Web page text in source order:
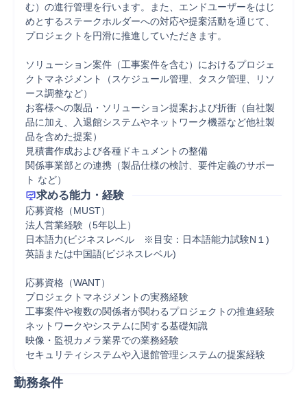
む）の進行管理を行います。また、エンドユーザーをはじ
めとするステークホルダーへの対応や提案活動を通じて、
プロジェクトを円滑に推進していただきます。
ソリューション案件（工事案件を含む）におけるプロジェ
クトマネジメント（スケジュール管理、タスク管理、リソ
ース調整など）
お客様への製品・ソリューション提案および折衝（自社製
品に加え、入退館システムやネットワーク機器など他社製
品を含めた提案）
見積書作成および各種ドキュメントの整備
関係事業部との連携（製品仕様の検討、要件定義のサポー
ト など）
求める能力・経験
応募資格（MUST）
法人営業経験（5年以上）
日本語力(ビジネスレベル　※目安：日本語能力試験N１)
英語または中国語(ビジネスレベル)
応募資格（WANT）
プロジェクトマネジメントの実務経験
工事案件や複数の関係者が関わるプロジェクトの推進経験
ネットワークやシステムに関する基礎知識
映像・監視カメラ業界での業務経験
セキュリティシステムや入退館管理システムの提案経験
勤務条件